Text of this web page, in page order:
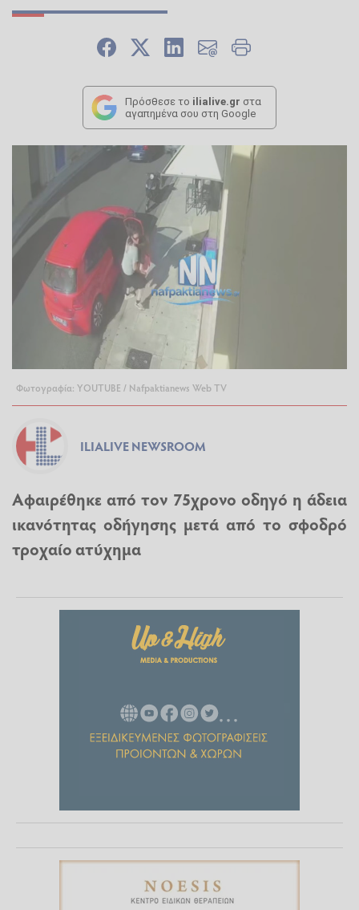
Πρόσθεσε το ilialive.gr στα
αγαπημένα σου στη Google
Φωτογραφία: YOUTUBE / Nafpaktianews Web TV
ILIALIVE NEWSROOM
Αφαιρέθηκε από τον 75χρονο οδηγό η άδεια
ικανότητας οδήγησης μετά από το σφοδρό
τροχαίο ατύχημα